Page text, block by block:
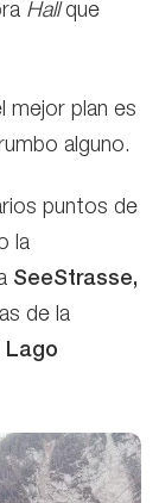
Hallque
mejor plan es
alguno.
puntos de
la
SeeStrasse,
de la
Lago